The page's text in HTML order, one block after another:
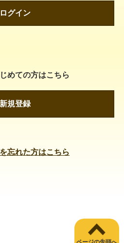
ログイン
めての方はこちら
新規登録
忘れた方はこちら